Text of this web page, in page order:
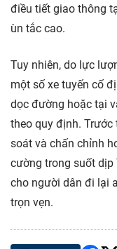
điều tiết giao thông
ùn tắc cao.
Tuy nhiên, do lực
một số xe tuyến cố
dọc đường hoặc tại
theo quy định. Trước
soát và chấn chỉnh
cường trong suốt dịp
cho người dân đi lại
trọn vẹn.